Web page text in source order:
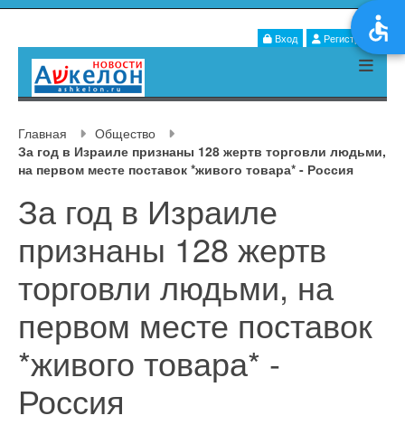
Вход Регистрация
Главная
Общество
За год в Израиле признаны 128 жертв торговли людьми,
на первом месте поставок *живого товара* - Россия
За год в Израиле
признаны 128 жертв
торговли людьми, на
первом месте поставок
*живого товара* -
Россия